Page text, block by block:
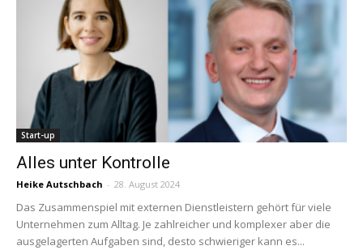
Start-up
Alles unter Kontrolle
Heike Autschbach - 28. August 2024
Das Zusammenspiel mit externen Dienstleistern gehört für viele
Unternehmen zum Alltag. Je zahlreicher und komplexer aber die
ausgelagerten Aufgaben sind, desto schwieriger kann es...